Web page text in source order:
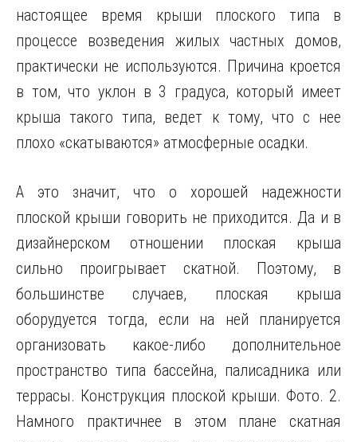
настоящее время крыши плоского типа в
процессе возведения жилых частных домов,
практически не используются. Причина кроется
в том, что уклон в 3 градуса, который имеет
крыша такого типа, ведет к тому, что с нее
плохо «скатываются» атмосферные осадки.
А это значит, что о хорошей надежности
плоской крыши говорить не приходится. Да и в
дизайнерском отношении плоская крыша
сильно проигрывает скатной. Поэтому, в
большинстве случаев, плоская крыша
оборудуется тогда, если на ней планируется
организовать какое-либо дополнительное
пространство типа бассейна, палисадника или
террасы. Конструкция плоской крыши. Фото. 2.
Намного практичнее в этом плане скатная